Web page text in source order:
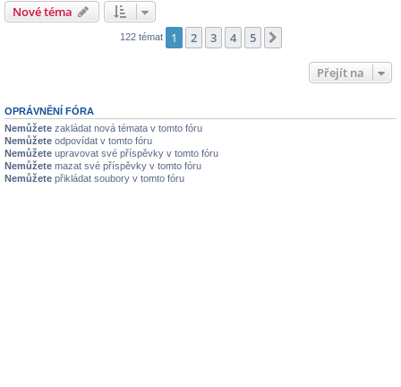
Nové téma
122 témat 1 2 3 4 5
Přejít na
OPRÁVNĚNÍ FÓRA
Nemůžete zakládat nová témata v tomto fóru
Nemůžete odpovídat v tomto fóru
Nemůžete upravovat své příspěvky v tomto fóru
Nemůžete mazat své příspěvky v tomto fóru
Nemůžete přikládat soubory v tomto fóru